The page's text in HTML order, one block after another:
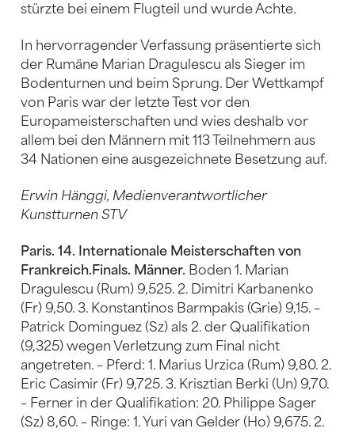
stürzte bei einem Flugteil und wurde Achte.
In hervorragender Verfassung präsentierte sich
der Rumäne Marian Dragulescu als Sieger im
Bodenturnen und beim Sprung. Der Wettkampf
von Paris war der letzte Test vor den
Europameisterschaften und wies deshalb vor
allem bei den Männern mit 113 Teilnehmern aus
34 Nationen eine ausgezeichnete Besetzung auf.
Erwin Hänggi, Medienverantwortlicher
Kunstturnen STV
Paris. 14. Internationale Meisterschaften von
Frankreich. Finals. Männer. Boden 1. Marian
Dragulescu (Rum) 9,525. 2. Dimitri Karbanenko
(Fr) 9,50. 3. Konstantinos Barmpakis (Grie) 9,15. –
Patrick Dominguez (Sz) als 2. der Qualifikation
(9,325) wegen Verletzung zum Final nicht
angetreten. – Pferd: 1. Marius Urzica (Rum) 9,80. 2.
Eric Casimir (Fr) 9,725. 3. Krisztian Berki (Un) 9,70.
– Ferner in der Qualifikation: 20. Philippe Sager
(Sz) 8,60. – Ringe: 1. Yuri van Gelder (Ho) 9,675. 2.